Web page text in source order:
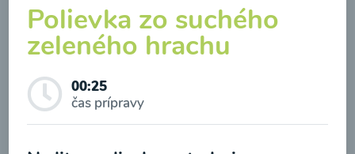
Polievka zo suchého
zeleného hrachu
00:25
čas prípravy
Odber noviniek a akcií
Odoslaním registrácie na Newsletter súhlasím so